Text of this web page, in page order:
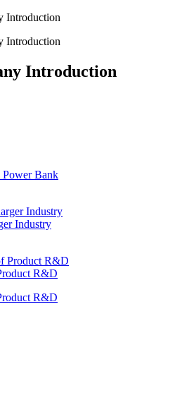
Introduction
Power Bank
Industry
R&D
R&D